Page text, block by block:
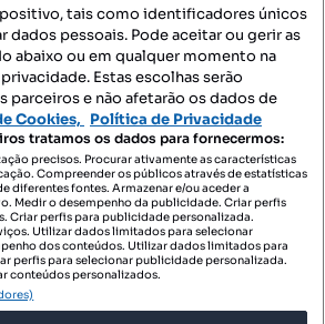
SIGA-NOS:
DESCARREGAR NA:
tais como identificadores únicos
dados pessoais. Pode aceitar ou gerir as
abaixo ou em qualquer momento na
Estas escolhas serão
parceiros e não afetarão os dados de
Cookies, Política de Privacidade
tratamos os dados para fornecermos:
precisos. Procurar ativamente as características
Compreender os públicos através de estatísticas
diferentes fontes. Armazenar e/ou aceder a
Medir o desempenho da publicidade. Criar perfis
Criar perfis para publicidade personalizada.
Utilizar dados limitados para selecionar
dos conteúdos. Utilizar dados limitados para
perfis para selecionar publicidade personalizada.
conteúdos personalizados.